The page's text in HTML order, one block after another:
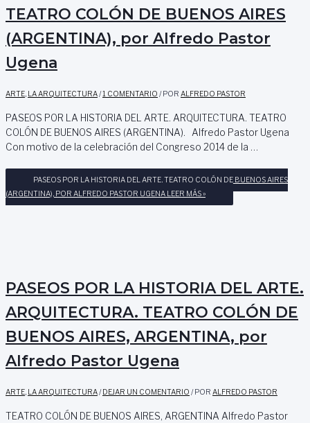
TEATRO COLÓN DE BUENOS AIRES
(ARGENTINA), por Alfredo Pastor
Ugena
ARTE, LA ARQUITECTURA/1 COMENTARIO / POR ALFREDO PASTOR
PASEOS POR LA HISTORIA DEL ARTE. ARQUITECTURA. TEATRO
COLÓN DE BUENOS AIRES (ARGENTINA). Alfredo Pastor Ugena
Con motivo de la celebración del Congreso 2014 de la …
PASEOS POR LA HISTORIA DEL ARTE, TEATRO COLÓN DE BUENOS AIRES
(ARGENTINA), POR ALFREDO PASTOR UGENA LEER MÁS »
PASEOS POR LA HISTORIA DEL ARTE.
ARQUITECTURA. TEATRO COLÓN DE
BUENOS AIRES, ARGENTINA, por
Alfredo Pastor Ugena
ARTE, LA ARQUITECTURA/ DEJAR UN COMENTARIO / POR ALFREDO PASTOR
TEATRO COLÓN DE BUENOS AIRES, ARGENTINA Alfredo Pastor